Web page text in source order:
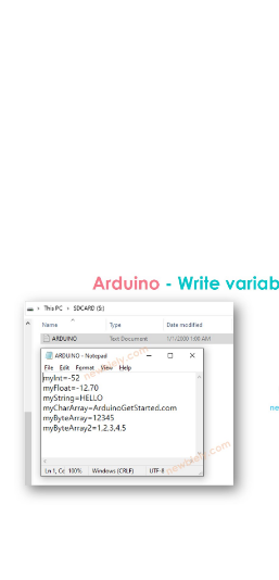
세
이